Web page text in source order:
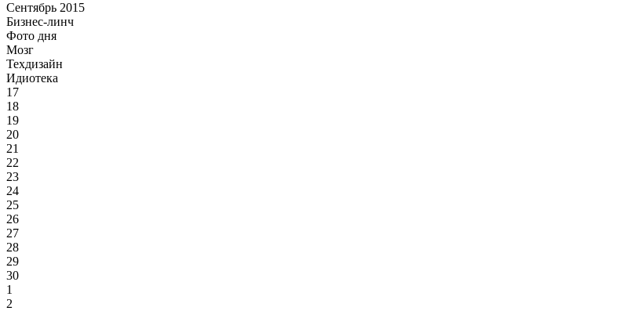
Сентябрь 2015
Бизнес-линч
Фото дня
Мозг
Техдизайн
Идиотека
17
18
19
20
21
22
23
24
25
26
27
28
29
30
1
2